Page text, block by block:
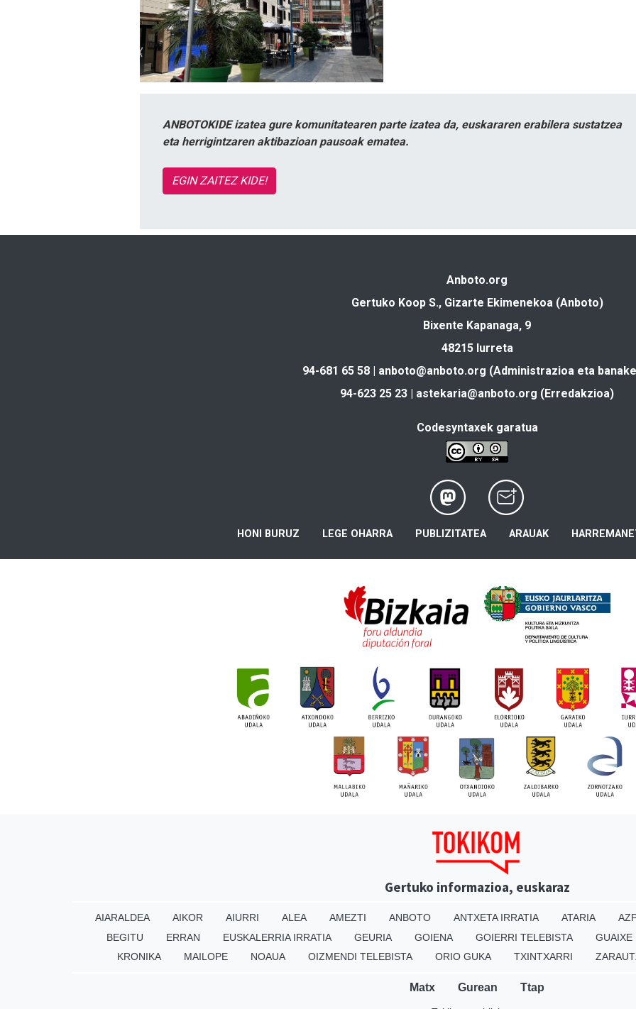
ANBOTOKIDE izatea gure komunitatearen parte izatea da, euskararen erabilera sustatzea
eta herrigintzaren aktibazioan pausoak ematea.
EGIN ZAITEZ KIDE!
Anboto.org
Gertuko Koop S., Gizarte Ekimenekoa (Anboto)
Bixente Kapanaga, 9
48215 Iurreta
94-681 65 58 | anboto@anboto.org (Administrazioa eta
94-623 25 23 | astekaria@anboto.org (Erredakzioa)
Codesyntaxek garatua
HONI BURUZ LEGE OHARRA PUBLIZITATEA ARAUAK
Gertuko informazioa, euskaraz
AIARALDEA AIKOR AIURRI ALEA AMEZTI ANBOTO ANTXETA IRRATIA ATARIA
BEGITU
ERRAN EUSKALERRIA IRRATIA GEURIA GOIENA GOIERRI TELEBISTA
GUAIXE
KRONIKA
MAILOPE NOAUA OIZMENDI TELEBISTA ORIO GUKA TXINTXARRI
Matx Gurean Ttap